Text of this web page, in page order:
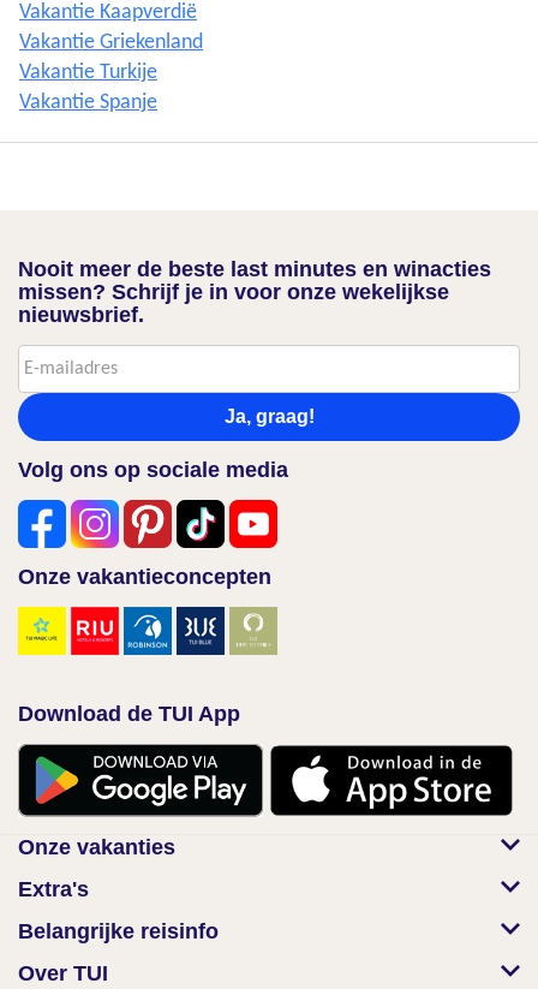
Vakantie Kaapverdië
Vakantie Griekenland
Vakantie Turkije
Vakantie Spanje
Nooit meer de beste last minutes en winacties
missen? Schrijf je in voor onze wekelijkse
nieuwsbrief.
Ja, graag!
Volg ons op sociale media
Onze vakantieconcepten
Download de TUI App
Onze vakanties
Extra's
Belangrijke reisinfo
Over TUI